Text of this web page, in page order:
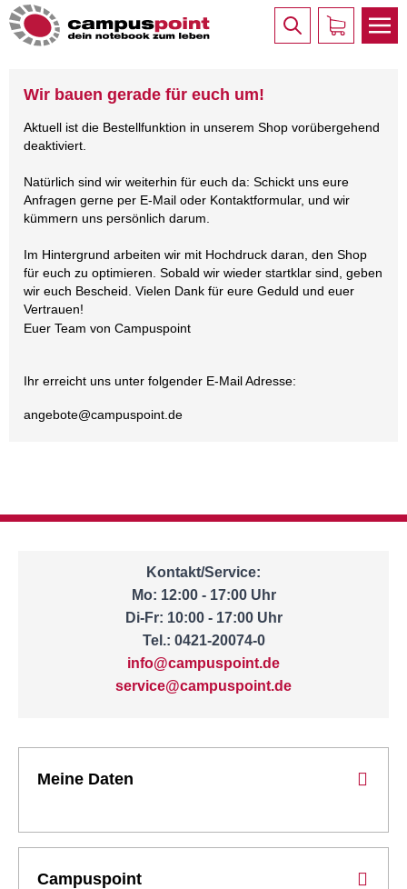
Wir bauen gerade für euch um!
Aktuell ist die Bestellfunktion in unserem Shop vorübergehend
deaktiviert.
Natürlich sind wir weiterhin für euch da: Schickt uns eure
Anfragen gerne per E-Mail oder Kontaktformular, und wir
kümmern uns persönlich darum.
Im Hintergrund arbeiten wir mit Hochdruck daran, den Shop
für euch zu optimieren. Sobald wir wieder startklar sind, geben
wir euch Bescheid. Vielen Dank für eure Geduld und euer
Vertrauen!
Euer Team von Campuspoint
Ihr erreicht uns unter folgender E-Mail Adresse:
angebote@campuspoint.de
Kontakt/Service:
Mo: 12:00 - 17:00 Uhr
Di-Fr: 10:00 - 17:00 Uhr
Tel.: 0421-20074-0
info@campuspoint.de
service@campuspoint.de
Meine Daten
Campuspoint